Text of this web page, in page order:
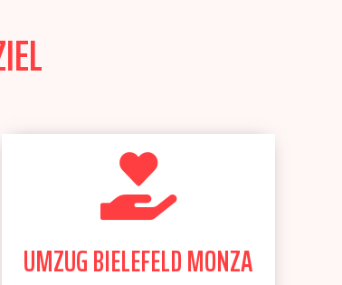
UMZUG BIELEFELD MONZA